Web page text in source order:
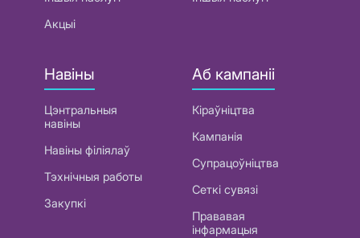
Акцыі
Навіны
Цэнтральныя
навіны
Навіны філіялаў
Тэхнічныя работы
Закупкі
Аб кампаніі
Кіраўніцтва
Кампанія
Супрацоўніцтва
Сеткі сувязі
Прававая
інфармацыя